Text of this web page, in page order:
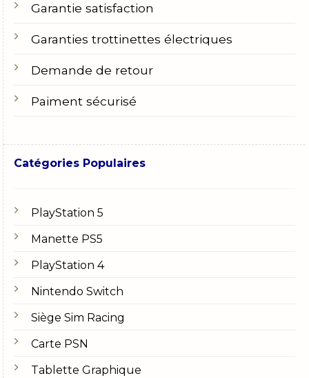
Garantie satisfaction
Garanties trottinettes électriques
Demande de retour
Paiment sécurisé
Catégories Populaires
PlayStation 5
Manette PS5
PlayStation 4
Nintendo Switch
Siège Sim Racing
Carte PSN
Tablette Graphique